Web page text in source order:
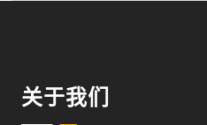
关于我们